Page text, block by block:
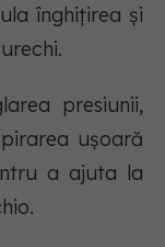
înghițirea și
presiunii,
ușoară
a ajuta la